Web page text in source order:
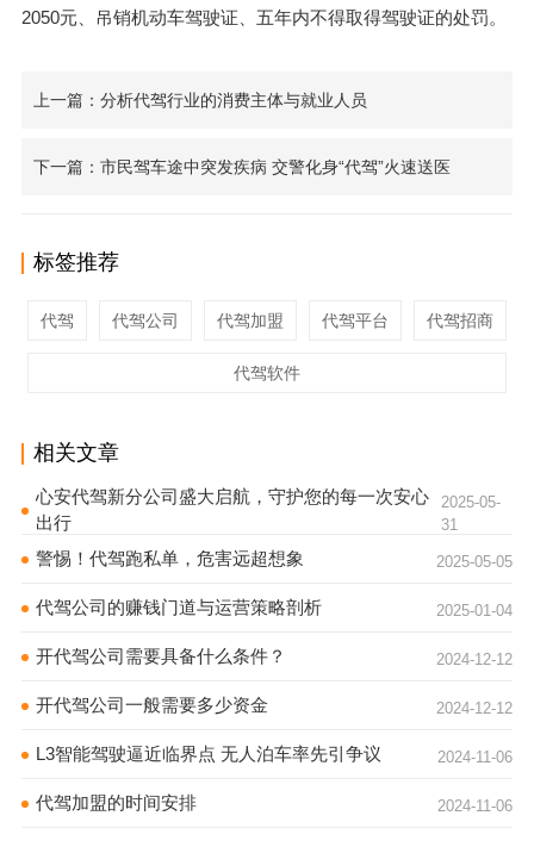
2050元、吊销机动车驾驶证、五年内不得取得驾驶证的处罚。
上一篇：分析代驾行业的消费主体与就业人员
下一篇：市民驾车途中突发疾病 交警化身“代驾”火速送医
标签推荐
代驾 代驾公司 代驾加盟 代驾平台 代驾招商
代驾软件
相关文章
心安代驾新分公司盛大启航，守护您的每一次安心
出行
2025-05-
31
警惕！代驾跑私单，危害远超想象 2025-05-05
代驾公司的赚钱门道与运营策略剖析 2025-01-04
开代驾公司需要具备什么条件？ 2024-12-12
开代驾公司一般需要多少资金 2024-12-12
L3智能驾驶逼近临界点 无人泊车率先引争议 2024-11-06
代驾加盟的时间安排 2024-11-06